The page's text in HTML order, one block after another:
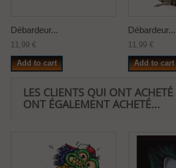
Débardeur...
11,99 €
Add to cart
Débardeur...
11,99 €
Add to cart
LES CLIENTS QUI ONT
ONT ÉGALEMENT ACHETÉ...